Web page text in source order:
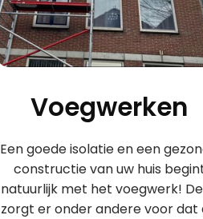
Voegwerken
Een goede isolatie en een
constructie van uw huis
natuurlijk met het voegwerk!
zorgt er onder andere voor dat